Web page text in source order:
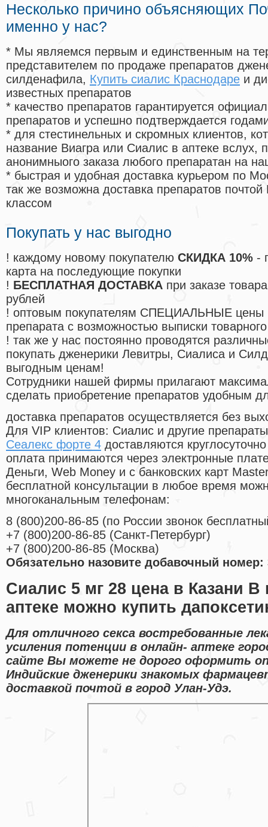
Несколько причино объясняющих
именно у нас?
* Мы являемся первым и единственным на
представителем по продаже препаратов
силденафила, Купить сиалис Краснодаре и
известных препаратов
* качество препаратов гарантируется
препаратов и успешно подтверждается
* для стестинельных и скромных клиентов,
название Виагра или Сиалис в аптеке вслух,
анонимныого заказа любого препаратан на
* быстрая и удобная доставка курьером по
так же возможна доставка препаратов
классом
Покупать у нас выгодно
! каждому новому покупателю СКИДКА 10% -
карта на последующие покупки
! БЕСПЛАТНАЯ ДОСТАВКА при заказе
рублей
! оптовым покупателям СПЕЦИАЛЬНЫЕ цены
препарата с возможностью выписки
! так же у нас постоянно проводятся
покупать дженерики Левитры, Сиалиса и
выгодным ценам!
Cотрудники нашей фирмы прилагают
сделать приобретение препаратов удобным
доставка препаратов осуществляется без
Для VIP клиентов: Сиалис и другие
Сеалекс форте 4 доставляются круглосуточно
оплата принимаются через электронные
Деньги, Web Money и с банковских карт
бесплатной консультации в любое время
многоканальным телефонам:
8 (800)200-86-85 (по России звонок
+7 (800)200-86-85 (Санкт-Петербург)
+7 (800)200-86-85 (Москва)
Обязательно назовите добавочный номер:
Сиалис 5 мг 28 цена в Казани В
аптеке можно купить
Для отличного секса востребованные
усиления потенции в онлайн- аптеке
сайте Вы можете не дорого оформить
Индийские дженерики знакомых
доставкой почтой в город Улан-Удэ.